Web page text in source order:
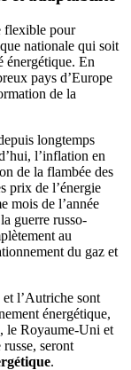
flexible pour
nationale qui soit
énergétique. En
pays d’Europe
de la
longtemps
l’inflation en
de la flambée des
prix de l’énergie
mois de l’année
guerre russo-
au
du gaz et
l’Autriche sont
énergétique,
le Royaume-Uni et
seront
.